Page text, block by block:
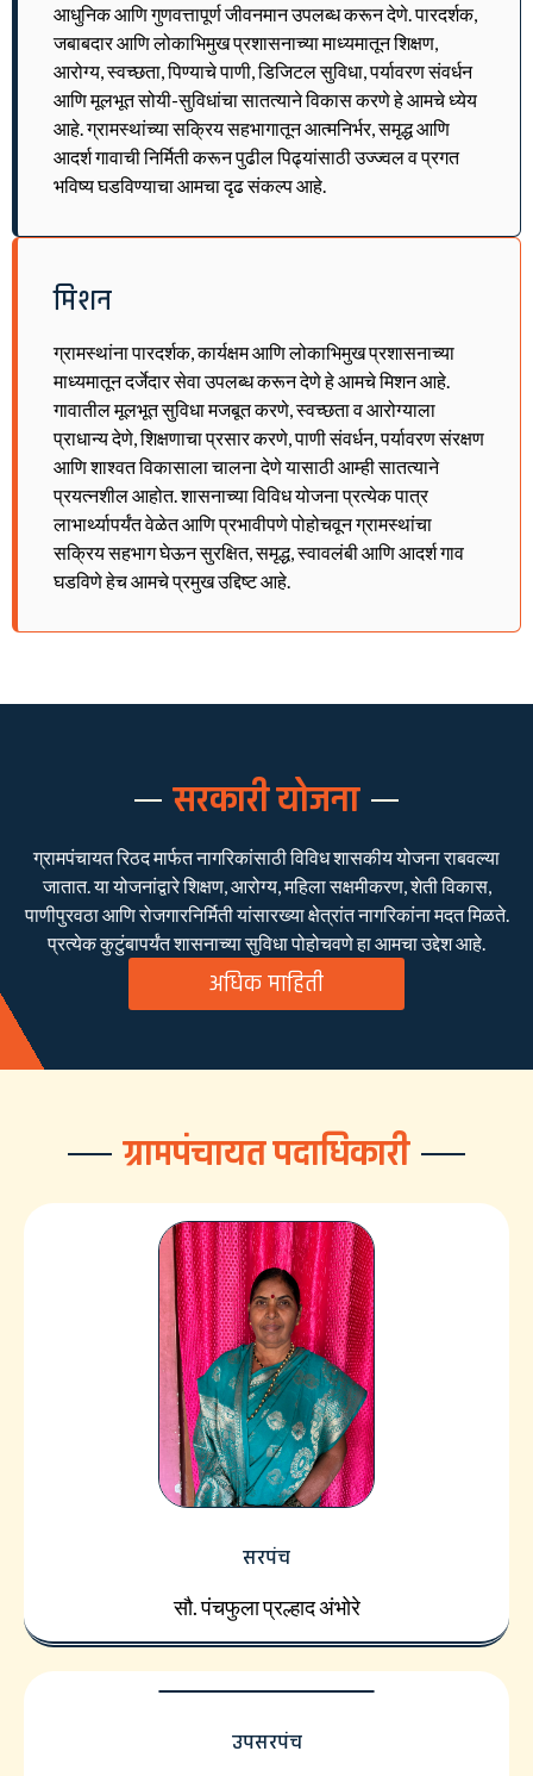
आधुनिक आणि गुणवत्तापूर्ण जीवनमान उपलब्ध करून देणे. पारदर्शक,
जबाबदार आणि लोकाभिमुख प्रशासनाच्या माध्यमातून शिक्षण,
आरोग्य, स्वच्छता, पिण्याचे पाणी, डिजिटल सुविधा, पर्यावरण संवर्धन
आणि मूलभूत सोयी-सुविधांचा सातत्याने विकास करणे हे आमचे ध्येय
आहे. ग्रामस्थांच्या सक्रिय सहभागातून आत्मनिर्भर, समृद्ध आणि
आदर्श गावाची निर्मिती करून पुढील पिढ्यांसाठी उज्ज्वल व प्रगत
भविष्य घडविण्याचा आमचा दृढ संकल्प आहे.
मिशन
ग्रामस्थांना पारदर्शक, कार्यक्षम आणि लोकाभिमुख प्रशासनाच्या
माध्यमातून दर्जेदार सेवा उपलब्ध करून देणे हे आमचे मिशन आहे.
गावातील मूलभूत सुविधा मजबूत करणे, स्वच्छता व आरोग्याला
प्राधान्य देणे, शिक्षणाचा प्रसार करणे, पाणी संवर्धन, पर्यावरण संरक्षण
आणि शाश्वत विकासाला चालना देणे यासाठी आम्ही सातत्याने
प्रयत्नशील आहोत. शासनाच्या विविध योजना प्रत्येक पात्र
लाभार्थ्यापर्यंत वेळेत आणि प्रभावीपणे पोहोचवून ग्रामस्थांचा
सक्रिय सहभाग घेऊन सुरक्षित, समृद्ध, स्वावलंबी आणि आदर्श गाव
घडविणे हेच आमचे प्रमुख उद्दिष्ट आहे.
सरकारी योजना
ग्रामपंचायत रिठद मार्फत नागरिकांसाठी विविध शासकीय योजना राबवल्या
जातात. या योजनांद्वारे शिक्षण, आरोग्य, महिला सक्षमीकरण, शेती विकास,
पाणीपुरवठा आणि रोजगारनिर्मिती यांसारख्या क्षेत्रांत नागरिकांना मदत मिळते.
प्रत्येक कुटुंबापर्यंत शासनाच्या सुविधा पोहोचवणे हा आमचा उद्देश आहे.
अधिक माहिती
ग्रामपंचायत पदाधिकारी
सरपंच
सौ. पंचफुला प्रल्हाद अंभोरे
उपसरपंच